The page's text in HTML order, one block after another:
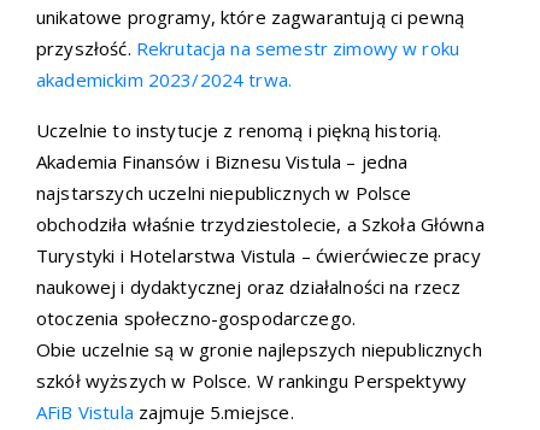
unikatowe programy, które zagwarantują ci pewną
przyszłość. Rekrutacja na semestr zimowy w roku
akademickim 2023/2024 trwa.
Uczelnie to instytucje z renomą i piękną historią.
Akademia Finansów i Biznesu Vistula – jedna
najstarszych uczelni niepublicznych w Polsce
obchodziła właśnie trzydziestolecie, a Szkoła Główna
Turystyki i Hotelarstwa Vistula – ćwierćwiecze pracy
naukowej i dydaktycznej oraz działalności na rzecz
otoczenia społeczno-gospodarczego.
Obie uczelnie są w gronie najlepszych niepublicznych
szkół wyższych w Polsce. W rankingu Perspektywy
AFiB Vistula zajmuje 5.miejsce.